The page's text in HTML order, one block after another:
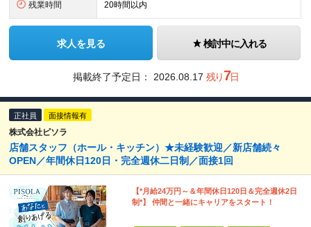
残業時間 20時間以内
求人を見る 検討中に入れる
掲載終了予定日： 2026.08.17 残り7日
正社員 面接情報有
株式会社ピソラ
店舗スタッフ（ホール・キッチン）★未経験歓迎／新店舗続々
OPEN／年間休日120日・完全週休二日制／面接1回
【*月給24万円～＆年間休日120日＆完全週休2日
制*】 仲間と一緒にキャリアをスタート！